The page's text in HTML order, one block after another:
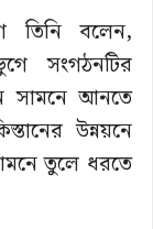
তিনি বলেন,
সংগঠনটির
সামনে আনতে
উন্নয়নে
তুলে ধরতে